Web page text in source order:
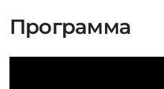
Программа